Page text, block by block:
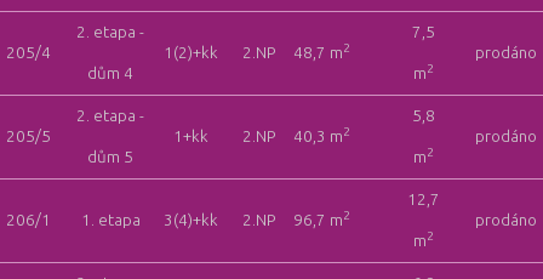
205/4
2. etapa -
dům 4
1(2)+kk 2.NP 48,7 m2
7,5
m2
prodáno
205/5
2. etapa -
dům 5
1+kk 2.NP 40,3 m2
5,8
m2
prodáno
206/1 1. etapa 3(4)+kk 2.NP 96,7 m2
12,7
m2
prodáno